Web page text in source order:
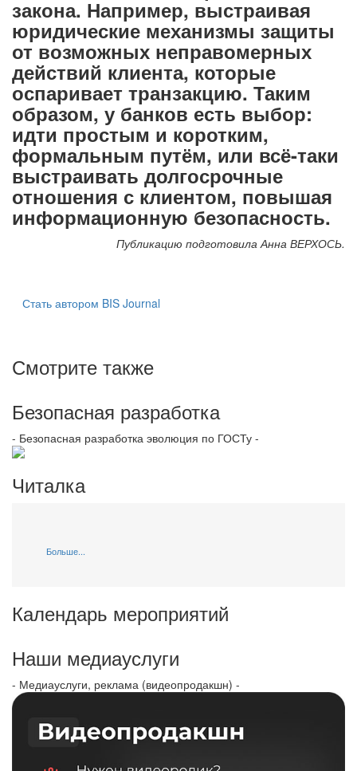
закона. Например, выстраивая
юридические механизмы защиты
от возможных неправомерных
действий клиента, которые
оспаривает транзакцию. Таким
образом, у банков есть выбор:
идти простым и коротким,
формальным путём, или всё-таки
выстраивать долгосрочные
отношения с клиентом, повышая
информационную безопасность.
Публикацию подготовила Анна ВЕРХОСЬ.
Стать автором BIS Journal
Смотрите также
Безопасная разработка
- Безопасная разработка эволюция по ГОСТу -
Читалка
Больше...
Календарь мероприятий
Наши медиауслуги
- Медиауслуги, реклама (видеопродакшн) -